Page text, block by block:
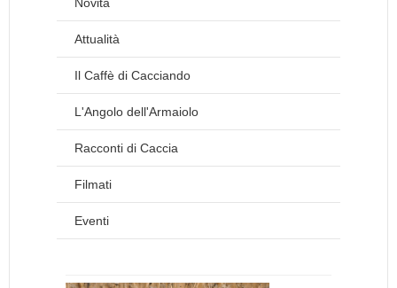
Attualità
Il Caffè di Cacciando
L'Angolo dell'Armaiolo
Racconti di Caccia
Filmati
Eventi